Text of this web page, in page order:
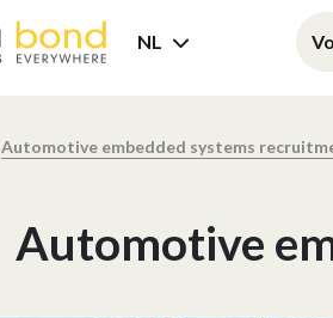
NL
Automotive embedded systems
Automotive